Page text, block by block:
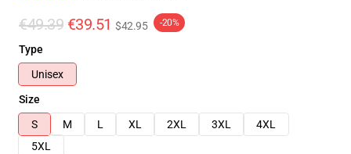
€49.39 €39.51 $42.95 -20%
Type
Unisex
Size
S
M L XL 2XL 3XL
4XL
5XL